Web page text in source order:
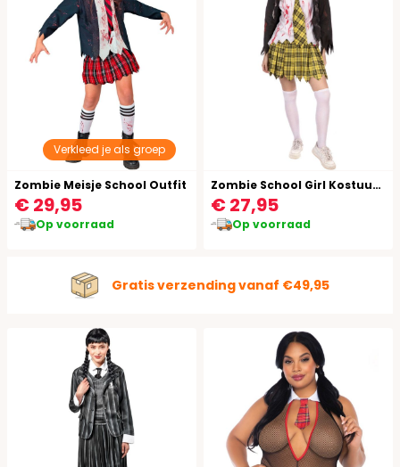
Verkleed je als groep
Zombie Meisje School Outfit
€ 29,95
Op voorraad
Zombie School Girl Kostuum Dames Halloween
€ 27,95
Op voorraad
Gratis verzending vanaf €49,95